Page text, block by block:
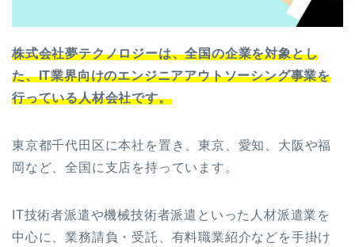
株式会社夢テクノロジーは、全国の企業を対象とし
た、IT業界向けのエンジニアアウトソーシング事業を
行っている人材会社です。
東京都千代田区に本社を置き、東京、愛知、大阪や福
岡など、全国に支店を持っています。
IT技術者派遣や機械技術者派遣といった人材派遣業を
中心に、業務請負・受託、有料職業紹介などを手掛け